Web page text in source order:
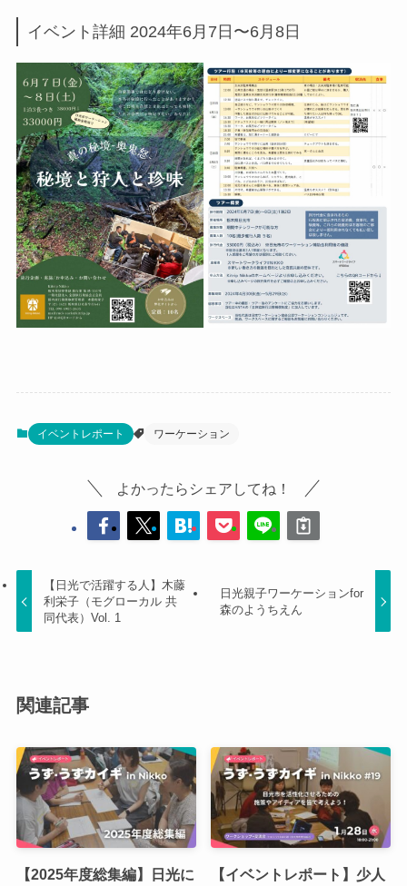
イベント詳細 2024年6月7日〜6月8日
イベントレポート ワーケーション
よかったらシェアしてね！
【日光で活躍する人】木藤
利栄子（モグローカル 共
同代表）Vol. 1
日光親子ワーケーションfor
森のようちえん
関連記事
【2025年度総集編】日光に
【イベントレポート】少人